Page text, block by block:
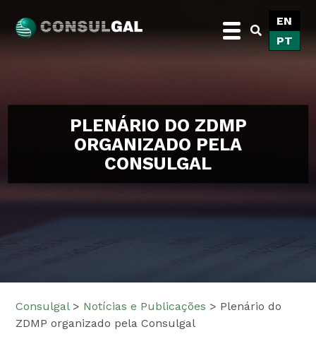
content
EN
PT
PLENÁRIO DO ZDMP
ORGANIZADO PELA
CONSULGAL
Consulgal > Notícias e Publicações > Plenário do
ZDMP organizado pela Consulgal